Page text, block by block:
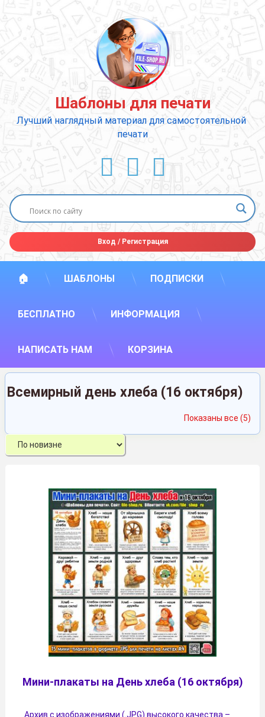
содержимому
Шаблоны для печати
Лучший наглядный материал для самостоятельной
печати
ВКонтакте
YouTube
E-mail
Вход /Регистрация
🏠 ШАБЛОНЫ ПОДПИСКИ
БЕСПЛАТНО ИНФОРМАЦИЯ
НАПИСАТЬ НАМ КОРЗИНА
Всемирный день хлеба (16 октября)
Показаны все (5)
Мини-плакаты на День хлеба (16 октября)
Архив с изображениями (.JPG) высокого качества –